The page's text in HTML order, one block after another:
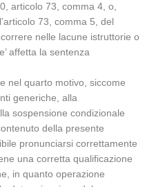
articolo 73, comma 4, o,
73, comma 5, del
nelle lacune istruttorie o
affetta la sentenza
nel quarto motivo, siccome
generiche, alla
sospensione condizionale
della presente
pronunciarsi correttamente
una corretta qualificazione
in quanto operazione